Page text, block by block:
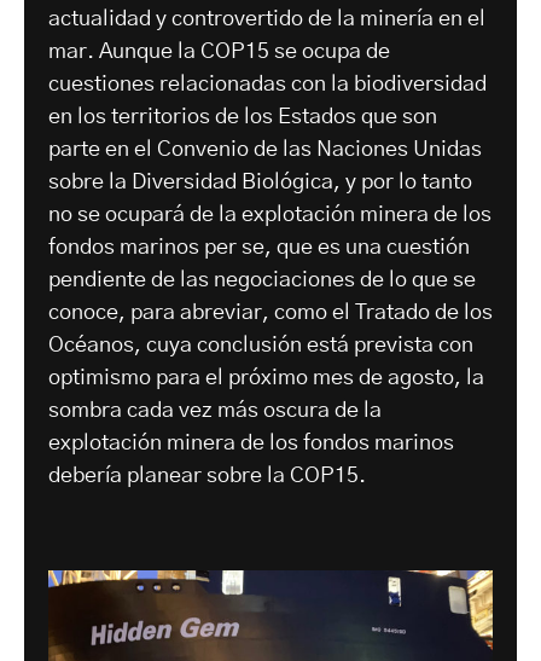
actualidad y controvertido de la minería en el
mar. Aunque la COP15 se ocupa de
cuestiones relacionadas con la biodiversidad
en los territorios de los Estados que son
parte en el Convenio de las Naciones Unidas
sobre la Diversidad Biológica, y por lo tanto
no se ocupará de la explotación minera de los
fondos marinos per se, que es una cuestión
pendiente de las negociaciones de lo que se
conoce, para abreviar, como el Tratado de los
Océanos, cuya conclusión está prevista con
optimismo para el próximo mes de agosto, la
sombra cada vez más oscura de la
explotación minera de los fondos marinos
debería planear sobre la COP15.